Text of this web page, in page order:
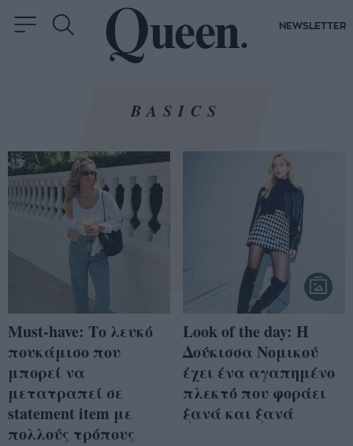
NEWSLETTER
BASICS
Must-have: Το λευκό
πουκάμισο που
μπορεί να
μετατραπεί σε
statement item με
πολλούς τρόπους
Look of the day: Η
Δούκισσα Νομικού
έχει ένα αγαπημένο
πλεκτό που φοράει
ξανά και ξανά